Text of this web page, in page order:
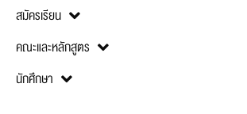
สมัครเรียน
คณะและหลักสูตร
นักศึกษา